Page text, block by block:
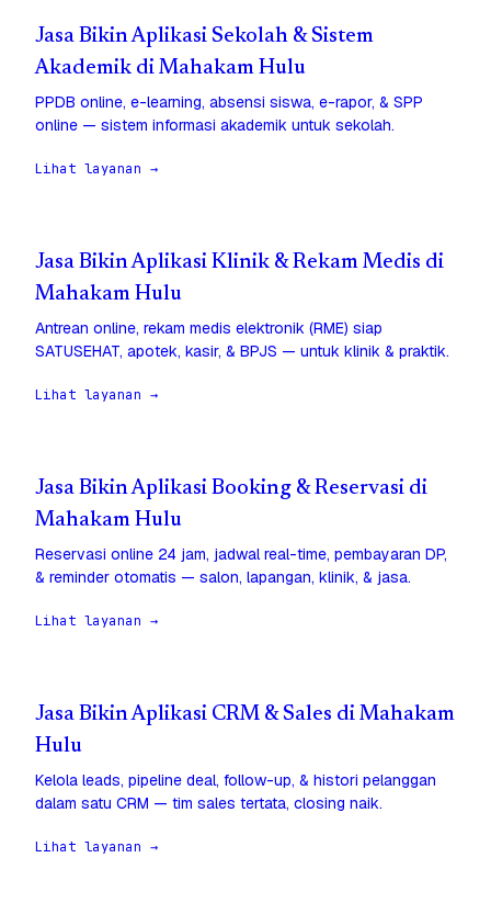
Jasa Bikin Aplikasi Sekolah & Sistem
Akademik di Mahakam Hulu
PPDB online, e-learning, absensi siswa, e-rapor, & SPP
online — sistem informasi akademik untuk sekolah.
Lihat layanan →
Jasa Bikin Aplikasi Klinik & Rekam Medis di
Mahakam Hulu
Antrean online, rekam medis elektronik (RME) siap
SATUSEHAT, apotek, kasir, & BPJS — untuk klinik & praktik.
Lihat layanan →
Jasa Bikin Aplikasi Booking & Reservasi di
Mahakam Hulu
Reservasi online 24 jam, jadwal real-time, pembayaran DP,
& reminder otomatis — salon, lapangan, klinik, & jasa.
Lihat layanan →
Jasa Bikin Aplikasi CRM & Sales di Mahakam
Hulu
Kelola leads, pipeline deal, follow-up, & histori pelanggan
dalam satu CRM — tim sales tertata, closing naik.
Lihat layanan →